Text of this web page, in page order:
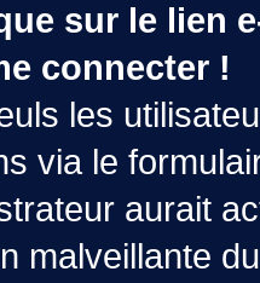
sur le lien
connecter !
les
via le
aurait
malveillante